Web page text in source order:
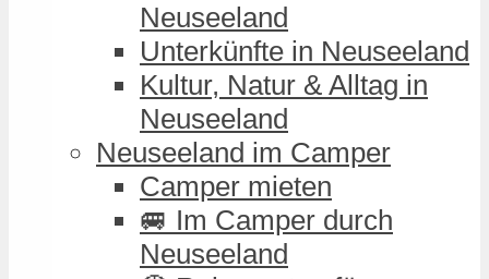
Neuseeland
Unterkünfte in Neuseeland
Kultur, Natur & Alltag in
Neuseeland
Neuseeland im Camper
Camper mieten
🚐 Im Camper durch
Neuseeland